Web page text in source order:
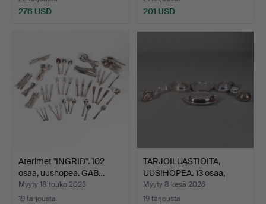
276 USD 201 USD
Aterimet "INGRID". 102
osaa, uushopea. GAB…
Myyty 18 touko 2023
19 tarjousta
TARJOILUASTIOITA,
UUSIHOPEA. 13 osaa,
kase…
Myyty 8 kesä 2026
19 tarjousta